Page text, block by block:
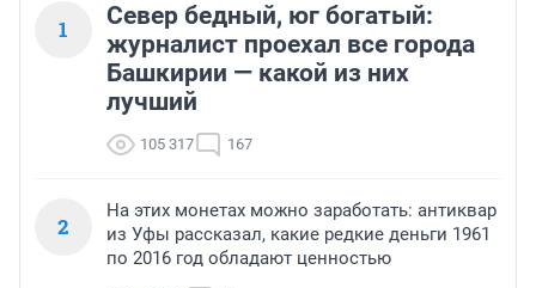
1
Север бедный, юг богатый:
журналист проехал все города
Башкирии — какой из них
лучший
105 317 167
2
На этих монетах можно заработать: антиквар
из Уфы рассказал, какие редкие деньги 1961
по 2016 год обладают ценностью